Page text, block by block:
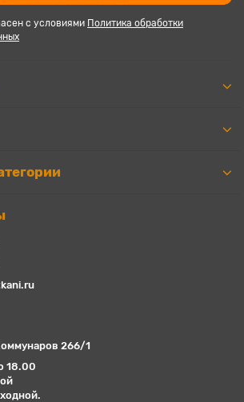
с условиями Политика обработки
266/1
18.00